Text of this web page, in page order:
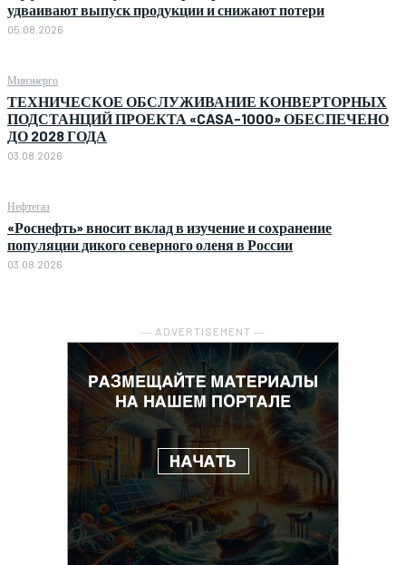
удваивают выпуск продукции и снижают потери
05.08.2026
Минэнерго
ТЕХНИЧЕСКОЕ ОБСЛУЖИВАНИЕ КОНВЕРТОРНЫХ
ПОДСТАНЦИЙ ПРОЕКТА «CASA-1000» ОБЕСПЕЧЕНО
ДО 2028 ГОДА
03.08.2026
Нефтегаз
«Роснефть» вносит вклад в изучение и сохранение
популяции дикого северного оленя в России
03.08.2026
― ADVERTISEMENT ―